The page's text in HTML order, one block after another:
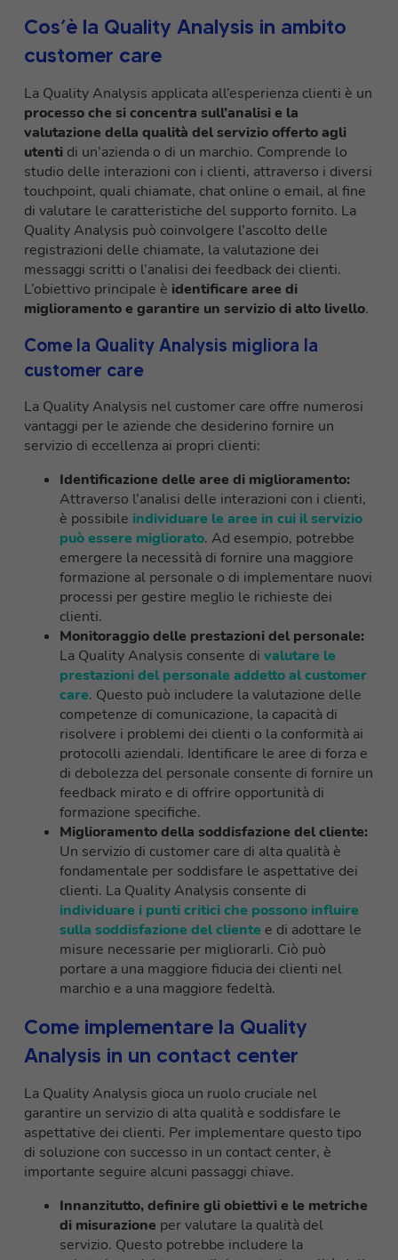
Cos’è la Quality Analysis in ambito
customer care
La Quality Analysis applicata all’esperienza clienti è un
processo che si concentra sull’analisi e la
valutazione della qualità del servizio offerto agli
utenti di un’azienda o di un marchio. Comprende lo
studio delle interazioni con i clienti, attraverso i diversi
touchpoint, quali chiamate, chat online o email, al fine
di valutare le caratteristiche del supporto fornito. La
Quality Analysis può coinvolgere l’ascolto delle
registrazioni delle chiamate, la valutazione dei
messaggi scritti o l’analisi dei feedback dei clienti.
L’obiettivo principale è identificare aree di
miglioramento e garantire un servizio di alto livello.
Come la Quality Analysis migliora la
customer care
La Quality Analysis nel customer care offre numerosi
vantaggi per le aziende che desiderino fornire un
servizio di eccellenza ai propri clienti:
Identificazione delle aree di miglioramento:
Attraverso l’analisi delle interazioni con i clienti,
è possibile individuare le aree in cui il servizio
può essere migliorato. Ad esempio, potrebbe
emergere la necessità di fornire una maggiore
formazione al personale o di implementare nuovi
processi per gestire meglio le richieste dei
clienti.
Monitoraggio delle prestazioni del personale:
La Quality Analysis consente di valutare le
prestazioni del personale addetto al customer
care. Questo può includere la valutazione delle
competenze di comunicazione, la capacità di
risolvere i problemi dei clienti o la conformità ai
protocolli aziendali. Identificare le aree di forza e
di debolezza del personale consente di fornire un
feedback mirato e di offrire opportunità di
formazione specifiche.
Miglioramento della soddisfazione del cliente:
Un servizio di customer care di alta qualità è
fondamentale per soddisfare le aspettative dei
clienti. La Quality Analysis consente di
individuare i punti critici che possono influire
sulla soddisfazione del cliente e di adottare le
misure necessarie per migliorarli. Ciò può
portare a una maggiore fiducia dei clienti nel
marchio e a una maggiore fedeltà.
Come implementare la Quality
Analysis in un contact center
La Quality Analysis gioca un ruolo cruciale nel
garantire un servizio di alta qualità e soddisfare le
aspettative dei clienti. Per implementare questo tipo
di soluzione con successo in un contact center, è
importante seguire alcuni passaggi chiave.
Innanzitutto, definire gli obiettivi e le metriche
di misurazione per valutare la qualità del
servizio. Questo potrebbe includere la